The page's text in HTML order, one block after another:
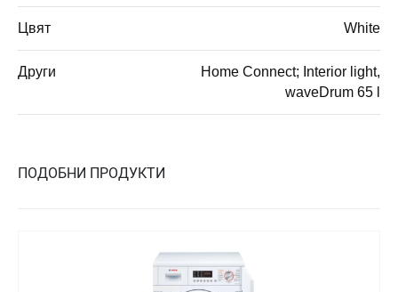
Цвят White
Други
Home Connect; Interior light,
waveDrum 65 l
ПОДОБНИ ПРОДУКТИ